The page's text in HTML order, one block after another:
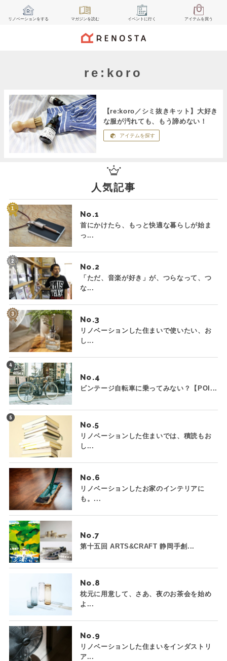
リノベーションをする マガジンを読む イベント に行く アイテムを買う
re:koro
【re:koro／シミ抜きキット】大好き
な服が汚れても、もう諦めない！
アイテムを探す
人気記事
No.
首にかけたら、もっと快適な暮らしが始ま
っ...
No.
「ただ、音楽が好き」が、つらなって、つ
な...
No.
リノベーションした住まいで使いたい、お
し...
No.
ビンテージ自転車に乗ってみない？【POI...
No.
リノベーションした住まいでは、積読もお
し...
No.
リノベーションしたお家のインテリアに
も。...
No.
第十五回 ARTS&CRAFT 静岡手創...
No.
枕元に用意して、さあ、夜のお茶会を始め
よ...
No.
リノベーションした住まいをインダストリ
ア...